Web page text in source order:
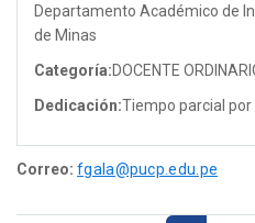
Departamento Académico de
de Minas
Categoría:DOCENTE
Dedicación:Tiempo parcial
Correo: fgala@pucp.edu.pe